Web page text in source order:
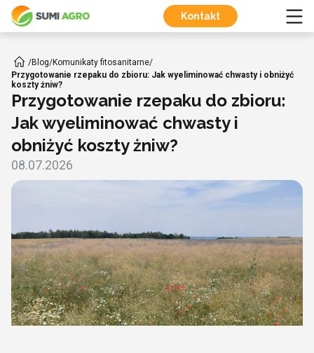
Kontakt
/Blog/Komunikaty fitosanitarne/
Przygotowanie rzepaku do zbioru: Jak wyeliminować chwasty i obniżyć
koszty żniw?
Przygotowanie rzepaku do zbioru:
Jak wyeliminować chwasty i
obniżyć koszty żniw?
08.07.2026